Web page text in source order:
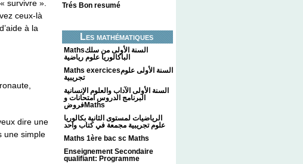
Trés Bon resumé
Les mathématiques
Mathsالسنة الأولى من سلك
الباكالوريا علوم رياضية
Maths exercicesالسنة الأولى علوم
تجريبية
السنة الأولى الآداب والعلوم الإنسانية
البرنامج الدروس امتحانات و
فروضMaths
الرياضيات لمستوى الثانية بكالوريا
علوم تجريبية مجمعة في كتاب واحد
Maths 1ère bac sc Maths
Enseignement Secondaire
qualifiant: Programme
survivre ».
ceux-là
à la
dire une
une simple